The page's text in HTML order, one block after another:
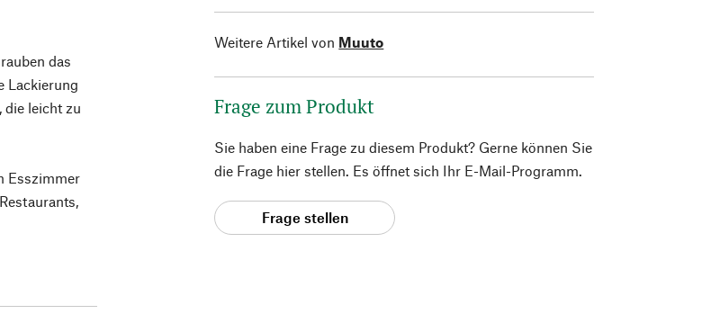
das
Lackierung
die leicht zu
Esszimmer
Weitere Artikel von Muuto
Frage zum Produkt
Sie haben eine Frage zu diesem Produkt? Gerne können Sie
die Frage hier stellen. Es öffnet sich Ihr E-Mail-Programm.
Frage stellen